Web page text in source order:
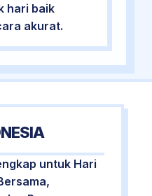
hari baik
akurat.
untuk Hari